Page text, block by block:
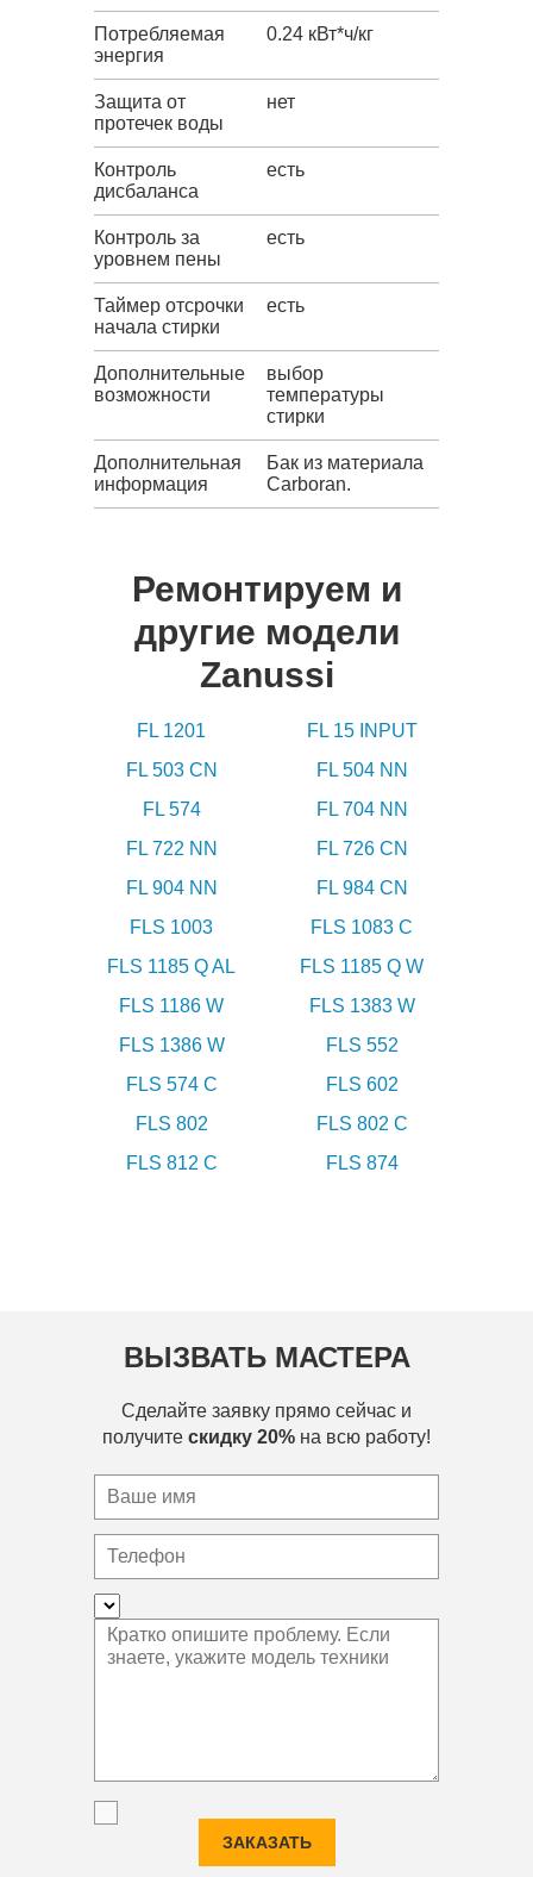
Потребляемая
энергия
0.24 кВт*ч/кг
Защита от
протечек воды
нет
Контроль
дисбаланса
есть
Контроль за
уровнем пены
есть
Таймер отсрочки
начала стирки
есть
Дополнительные
возможности
выбор
температуры
стирки
Дополнительная
информация
Бак из материала
Carboran.
Ремонтируем и
другие модели
Zanussi
FL 1201
FL 15 INPUT
FL 503 CN
FL 504 NN
FL 574
FL 704 NN
FL 722 NN
FL 726 CN
FL 904 NN
FL 984 CN
FLS 1003
FLS 1083 C
FLS 1185 Q AL
FLS 1185 Q W
FLS 1186 W
FLS 1383 W
FLS 1386 W
FLS 552
FLS 574 C
FLS 602
FLS 802
FLS 802 C
FLS 812 C
FLS 874
ВЫЗВАТЬ МАСТЕРА
Сделайте заявку прямо сейчас и
получите скидку 20% на всю работу!
ЗАКАЗАТЬ